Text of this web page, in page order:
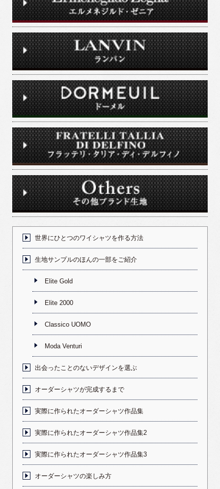
世界にひとつのワイシャツを作る方法
生地サンプルのほんの一部をご紹介
Elite Gold
Elite 2000
Classico UOMO
Moda Venturi
出会ったことのないデザインを選ぶ
オーダーシャツが完成するまで
実際に作られたオーダーシャツ作品集
実際に作られたオーダーシャツ作品集2
実際に作られたオーダーシャツ作品集3
オーダーシャツの楽しみ方